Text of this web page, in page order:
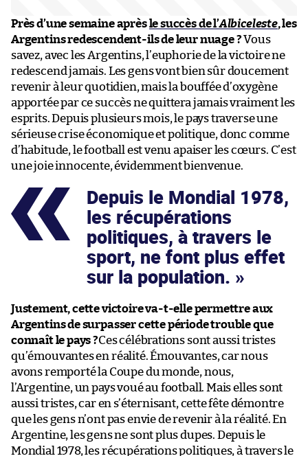
Près d’une semaine aprèsle succès de l’Albiceleste, les
Argentins redescendent-ils de leur nuage ?Vous
savez, avec les Argentins, l’euphorie de la victoire ne
redescend jamais. Les gens vont bien sûr doucement
revenir à leur quotidien, mais la bouffée d’oxygène
apportée par ce succès ne quittera jamais vraiment les
esprits. Depuis plusieurs mois, le pays traverse une
sérieuse crise économique et politique, donc comme
d’habitude, le football est venu apaiser les cœurs. C’est
une joie innocente, évidemment bienvenue.
Depuis le Mondial 1978,
les récupérations
politiques, à travers le
sport, ne font plus effet
sur la population.
Justement, cette victoire va-t-elle permettre aux
Argentins de surpasser cette période trouble que
connaît le pays ?Ces célébrations sont aussi tristes
qu’émouvantes en réalité. Émouvantes, car nous
avons remporté la Coupe du monde, nous,
l’Argentine, un pays voué au football. Mais elles sont
aussi tristes, car en s’éternisant, cette fête démontre
que les gens n’ont pas envie de revenir à la réalité. En
Argentine, les gens ne sont plus dupes. Depuis le
Mondial 1978, les récupérations politiques, à travers le